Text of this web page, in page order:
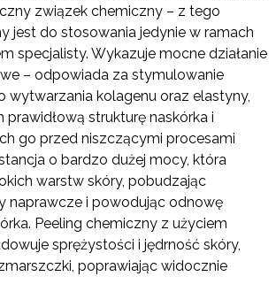
związek chemiczny – z tego
jest do stosowania jedynie w ramach
specjalisty. Wykazuje mocne działanie
– odpowiada za stymulowanie
wytwarzania kolagenu oraz elastyny,
strukturę naskórka i
go przed niszczącymi procesami
o bardzo dużej mocy, która
warstw skóry, pobudzając
naprawcze i powodując odnowę
Peeling chemiczny z użyciem
sprężystości i jędrność skóry,
poprawiając widocznie